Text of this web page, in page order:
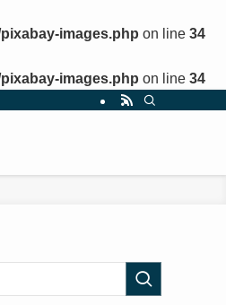
images.php on line 34
images.php on line 34